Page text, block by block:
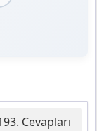
Cevapları